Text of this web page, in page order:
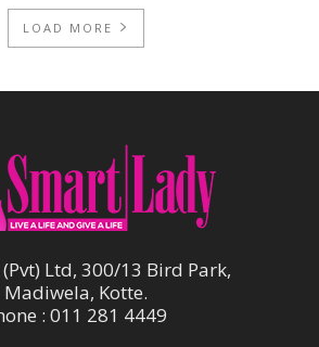
LOAD MORE
(Pvt) Ltd, 300/13 Bird Park,
Madiwela, Kotte.
: 011 281 4449